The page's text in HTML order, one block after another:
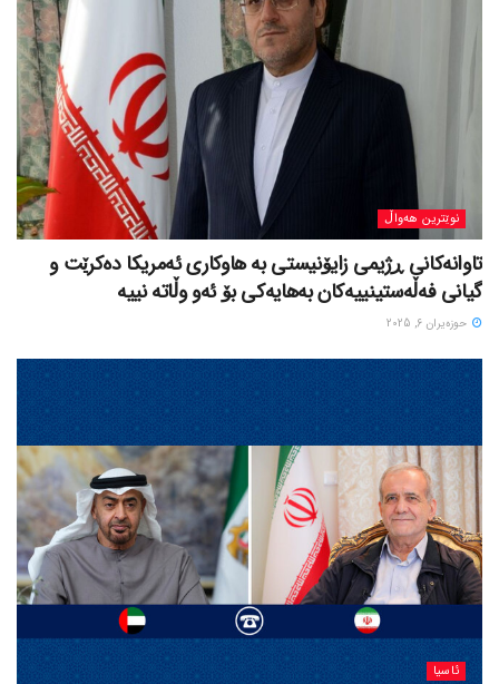
نوێترین هەواڵ
تاوانەکانی ڕژیمی زایۆنیستی بە هاوکاری ئەمریکا دەکرێت و
گیانی فەڵەستینییەکان بەهایەکی بۆ ئەو وڵاتە نییە
حوزه‌یران 6, 2025
ئاسیا